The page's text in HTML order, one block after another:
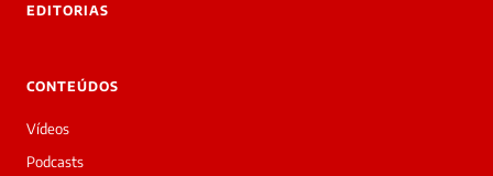
Bom
Sou
a
EDITORIAS
CONTEÚDOS
Vídeos
Podcasts